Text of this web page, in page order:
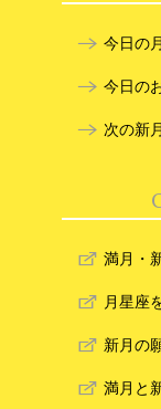
今日の
今日の
次の新
満月・
月星座
新月の
満月と